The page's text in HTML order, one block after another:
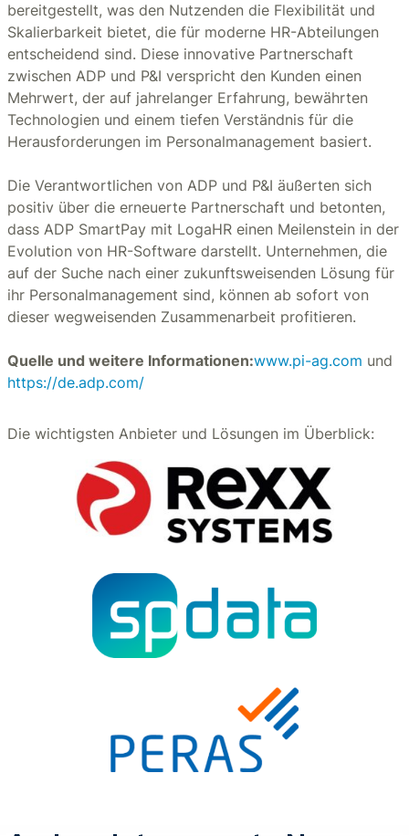
bereitgestellt, was den Nutzenden die Flexibilität und
Skalierbarkeit bietet, die für moderne HR-Abteilungen
entscheidend sind. Diese innovative Partnerschaft
zwischen ADP und P&I verspricht den Kunden einen
Mehrwert, der auf jahrelanger Erfahrung, bewährten
Technologien und einem tiefen Verständnis für die
Herausforderungen im Personalmanagement basiert.
Die Verantwortlichen von ADP und P&I äußerten sich
positiv über die erneuerte Partnerschaft und betonten,
dass ADP SmartPay mit LogaHR einen Meilenstein in der
Evolution von HR-Software darstellt. Unternehmen, die
auf der Suche nach einer zukunftsweisenden Lösung für
ihr Personalmanagement sind, können ab sofort von
dieser wegweisenden Zusammenarbeit profitieren.
Quelle und weitere Informationen:www.pi-ag.com und
https://de.adp.com/
Die wichtigsten Anbieter und Lösungen im Überblick: